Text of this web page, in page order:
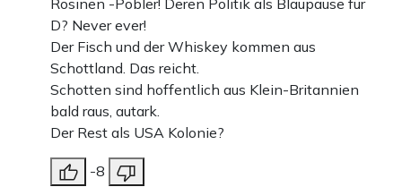
Rosinen -Pobler! Deren Politik als Blaupause für
D? Never ever!
Der Fisch und der Whiskey kommen aus
Schottland. Das reicht.
Schotten sind hoffentlich aus Klein-Britannien
bald raus, autark.
Der Rest als USA Kolonie?
-8